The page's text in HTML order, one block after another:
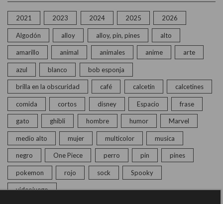
2021 2023 2024 2025 2026
Algodón alloy alloy, pin, pines alto
amarillo animal animales anime arte
azul blanco bob esponja
brilla en la obscuridad café calcetin calcetines
comida cortos disney Espacio frase
gato ghibli hombre humor Marvel
medio alto mujer multicolor musica
negro One Piece perro pin pines
pokemon rojo sock Spooky
videojuego